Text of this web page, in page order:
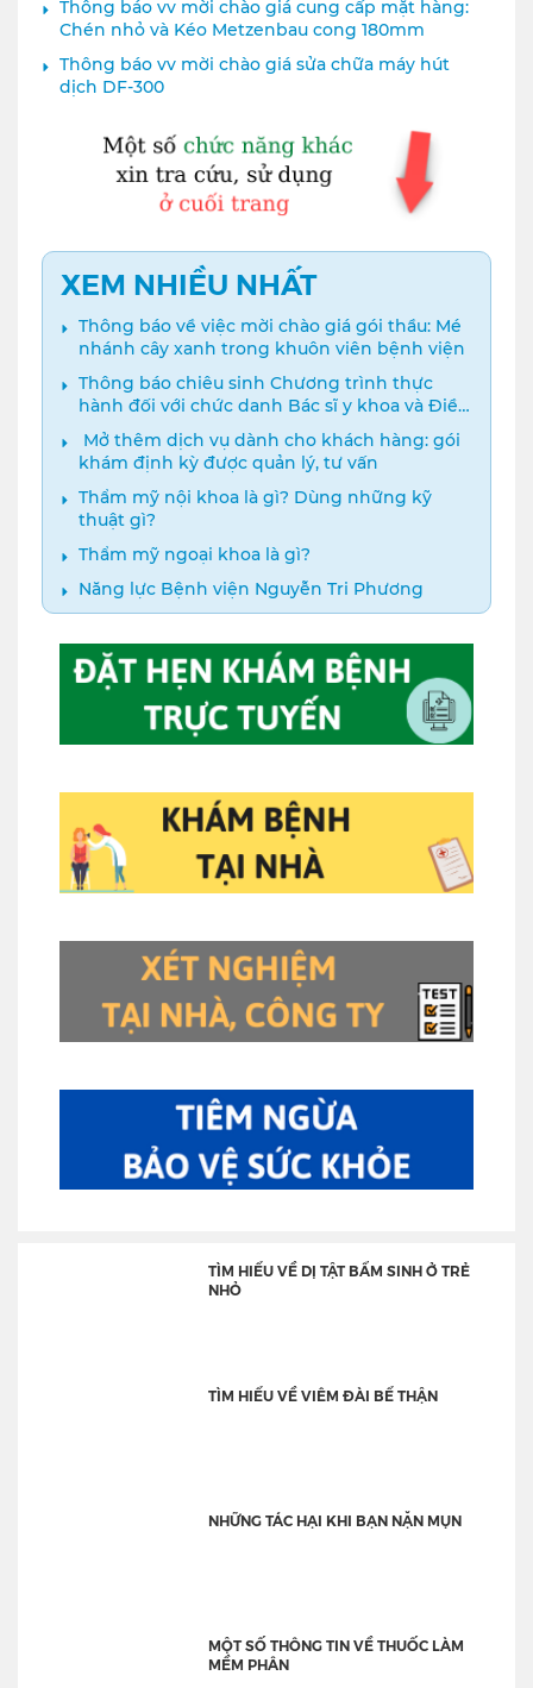
Thông báo vv mời chào giá cung cấp mặt hàng:
Chén nhỏ và Kéo Metzenbau cong 180mm
Thông báo vv mời chào giá sửa chữa máy hút
dịch DF-300
XEM NHIỀU NHẤT
Thông báo về việc mời chào giá gói thầu: Mé
nhánh cây xanh trong khuôn viên bệnh viện
Thông báo chiêu sinh Chương trình thực
hành đối với chức danh Bác sĩ y khoa và Điều
dưỡng năm 2024
️ Mở thêm dịch vụ dành cho khách hàng: gói
khám định kỳ được quản lý, tư vấn
Thẩm mỹ nội khoa là gì? Dùng những kỹ
thuật gì?
Thẩm mỹ ngoại khoa là gì?
Năng lực Bệnh viện Nguyễn Tri Phương
TÌM HIỂU VỀ DỊ TẬT BẨM SINH Ở TRẺ
NHỎ
TÌM HIỂU VỀ VIÊM ĐÀI BỂ THẬN
NHỮNG TÁC HẠI KHI BẠN NẶN MỤN
MỘT SỐ THÔNG TIN VỀ THUỐC LÀM
MỀM PHÂN